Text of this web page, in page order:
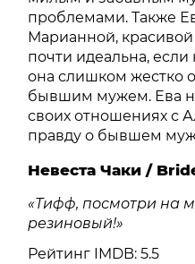
проблемами. Также
Марианной, красивой
почти идеальна,
она слишком жестко
бывшим мужем. Ева
своих отношениях с
правду о бывшем
Невеста Чаки /
«Тифф, посмотри на
резиновый!»
Рейтинг IMDB: 5.5